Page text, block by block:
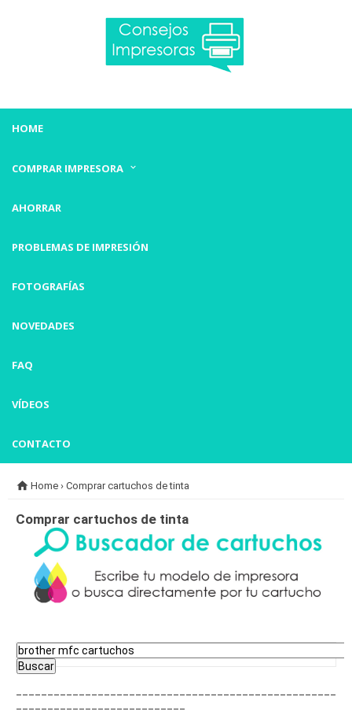
HOME
COMPRAR IMPRESORA
AHORRAR
PROBLEMAS DE IMPRESIÓN
FOTOGRAFÍAS
NOVEDADES
FAQ
VÍDEOS
CONTACTO
 Home › Comprar cartuchos de tinta
Comprar cartuchos de tinta